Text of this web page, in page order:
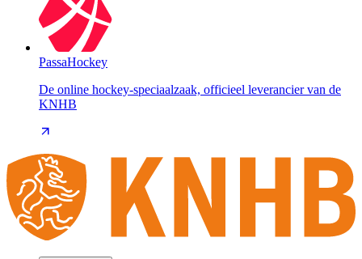
PassaHockey
De online hockey-speciaalzaak, officieel leverancier van de
KNHB